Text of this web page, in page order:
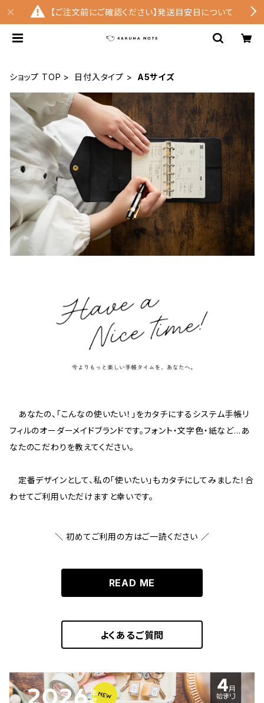
【ご注文前にご確認ください】発送目安日について
ショップ TOP 日付入タイプ A5サイズ
あなたの、「こんなの使いたい！」をカタチにするシステム手帳リ
フィルのオーダーメイドブランドです。フォント・文字色・紙など…あ
なたのこだわりを教えてください。
定番デザインとして、私の「使いたい」もカタチにしてみました！合
わせてご利用いただけますと幸いです。
＼ 初めてご利用の方はご一読ください ／
READ ME
よくあるご質問